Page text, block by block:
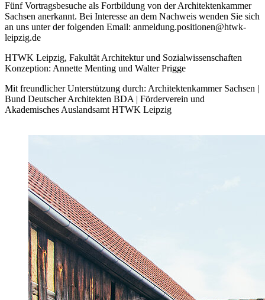
Fünf Vortragsbesuche als Fortbildung von der Architektenkammer
Sachsen anerkannt. Bei Interesse an dem Nachweis wenden Sie sich
an uns unter der folgenden Email: anmeldung.positionen@htwk-
leipzig.de
HTWK Leipzig, Fakultät Architektur und Sozialwissenschaften
Konzeption: Annette Menting und Walter Prigge
Mit freundlicher Unterstützung durch: Architektenkammer Sachsen |
Bund Deutscher Architekten BDA | Förderverein und
Akademisches Auslandsamt HTWK Leipzig